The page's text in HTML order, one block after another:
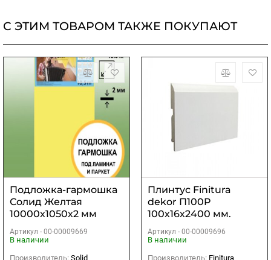
С ЭТИМ ТОВАРОМ ТАКЖЕ ПОКУПАЮТ
Подложка-гармошка
Солид Желтая
10000х1050х2 мм
(10,5м2)
Артикул - 00-00009669
В наличии
Производитель: Solid
Плинтус Finitura
dekor П100P
100х16х2400 мм.
Артикул - 00-00009696
В наличии
Производитель: Finitura